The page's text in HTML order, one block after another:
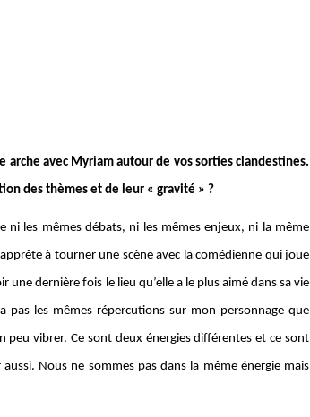
arche avec Myriam autour de vos sorties clandestines.
des thèmes et de leur « gravité » ?
ni les mêmes débats, ni les mêmes enjeux, ni la même
à tourner une scène avec la comédienne qui joue
une dernière fois le lieu qu’elle a le plus aimé dans sa vie
pas les mêmes répercutions sur mon personnage que
vibrer. Ce sont deux énergies différentes et ce sont
Nous ne sommes pas dans la même énergie mais